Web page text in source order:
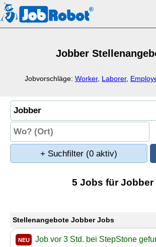
Jobber
Jobvorschläge: Worker, Laborer,
+ Suchfilter (0 aktiv)
5 Jobs für Jobber
Stellenangebote Jobber Jobs
NEU Job vor 3 Std. bei StepStone